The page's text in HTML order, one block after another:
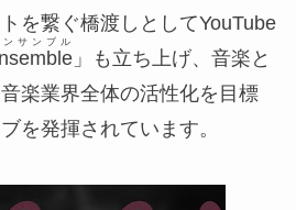
を繋ぐ橋渡しとしてYouTube
ンサンブル
」も立ち上げ、音楽と
楽業界全体の活性化を目標
を発揮されています。